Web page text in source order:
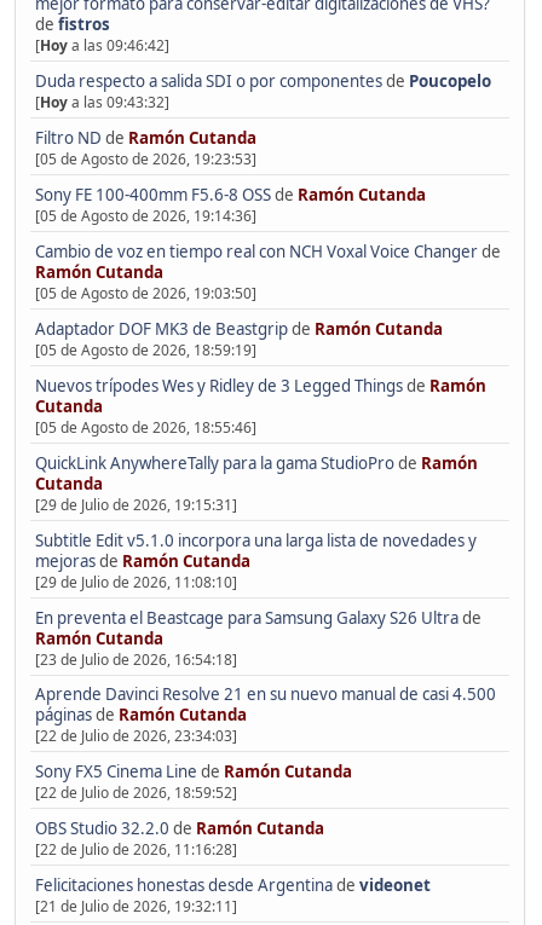
de fistros
[Hoya las 09:46:42]
Duda respecto a salida SDI o por componentesde Poucopelo
[Hoya las 09:43:32]
Filtro ND de Ramón Cutanda
[05 de Agosto de 2026, 19:23:53]
Sony FE 100-400mm F5.6-8 OSSde Ramón Cutanda
[05 de Agosto de 2026, 19:14:36]
Cambio de voz en tiempo real con NCH Voxal Voice Changerde
Ramón Cutanda
[05 de Agosto de 2026, 19:03:50]
Adaptador DOF MK3 de Beastgripde Ramón Cutanda
[05 de Agosto de 2026, 18:59:19]
Nuevos trípodes Wes y Ridley de 3 Legged Thingsde Ramón
Cutanda
[05 de Agosto de 2026, 18:55:46]
QuickLink AnywhereTally para la gama StudioProde Ramón
Cutanda
[29 de Julio de 2026, 19:15:31]
Subtitle Edit v5.1.0 incorpora una larga lista de novedades y
mejorasde Ramón Cutanda
[29 de Julio de 2026, 11:08:10]
En preventa el Beastcage para Samsung Galaxy S26 Ultrade
Ramón Cutanda
[23 de Julio de 2026, 16:54:18]
Aprende Davinci Resolve 21 en su nuevo manual de casi 4.500
páginasde Ramón Cutanda
[22 de Julio de 2026, 23:34:03]
Sony FX5 Cinema Line de Ramón Cutanda
[22 de Julio de 2026, 18:59:52]
OBS Studio 32.2.0 de Ramón Cutanda
[22 de Julio de 2026, 11:16:28]
Felicitaciones honestas desde Argentinade videonet
[21 de Julio de 2026, 19:32:11]